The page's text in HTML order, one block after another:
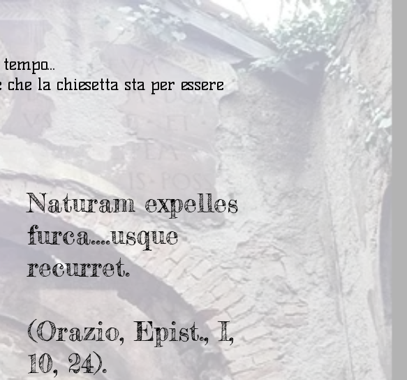
la chiesetta sta per essere
Naturam expelles
furca....usque
recurret.
(Orazio, Epist., I,
10, 24).